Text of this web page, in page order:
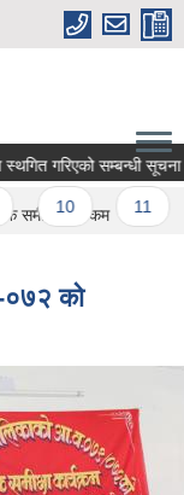
गरिएको सम्बन्धी सूचना !!!
10 11
समीक्षा कार्यकम
को